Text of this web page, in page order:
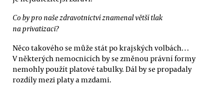
Co by pro naše zdravotnictví znamenal větší tlak
na privatizaci?
Něco takového se může stát po krajských volbách…
V některých nemocnicích by se změnou právní formy
nemohly použít platové tabulky. Dál by se propadaly
rozdíly mezi platy a mzdami.